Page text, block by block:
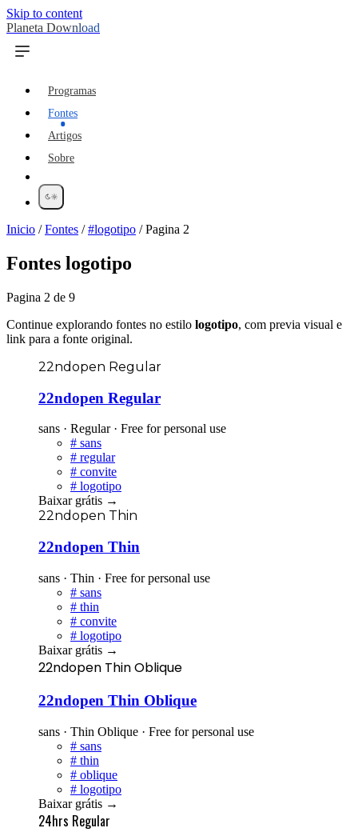
Skip to content
Planeta Download
Programas
Fontes
Artigos
Sobre
Inicio /Fontes /#logotipo /Pagina 2
Fontes logotipo
Pagina 2 de 9
Continue explorando fontes no estilo logotipo, com previa visual e
link para a fonte original.
22ndopen Regular
22ndopen Regular
sans · Regular · Free for personal use
# sans
# regular
# convite
# logotipo
Baixar grátis →
22ndopen Thin
22ndopen Thin
sans · Thin · Free for personal use
# sans
# thin
# convite
# logotipo
Baixar grátis →
22ndopen Thin Oblique
22ndopen Thin Oblique
sans · Thin Oblique · Free for personal use
# sans
# thin
# oblique
# logotipo
Baixar grátis →
24hrs Regular